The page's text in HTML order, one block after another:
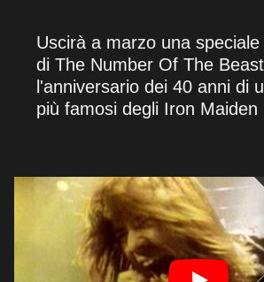
Uscirà a marzo una
di The Number Of The
l'anniversario dei 40 anni di
più famosi degli Iron Maiden